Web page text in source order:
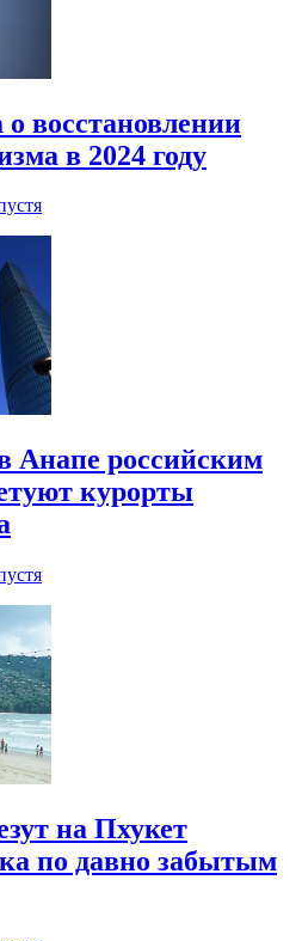
восстановлении
в 2024 году
Анапе российским
курорты
на Пхукет
по давно забытым